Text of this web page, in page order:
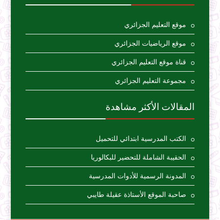
موقع التعليم الجزائري
موقع الرياضيات الجزائري
قناة موقع التعليم الجزائري
مجموعة التعليم الجزائري
المقالات الأكثر مشاهدة
الكتب المدرسية ابتدائي للتحميل
الحقيبة الشاملة للتحضير للبكالوريا
المدونة الرسمية للأدوات المدرسية
صاحبة الموقع الأستاذة عقيلة طايبي